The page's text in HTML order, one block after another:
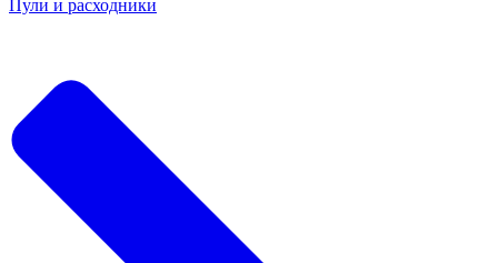
Пули и расходники